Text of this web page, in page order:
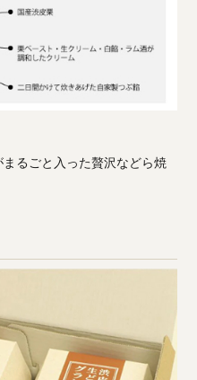
るごと入った贅沢などら焼